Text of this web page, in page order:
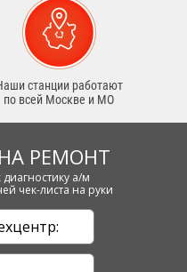
станции работают
по всей Москве и МО
РЕМОНТ
а/м
чек-листа на руки